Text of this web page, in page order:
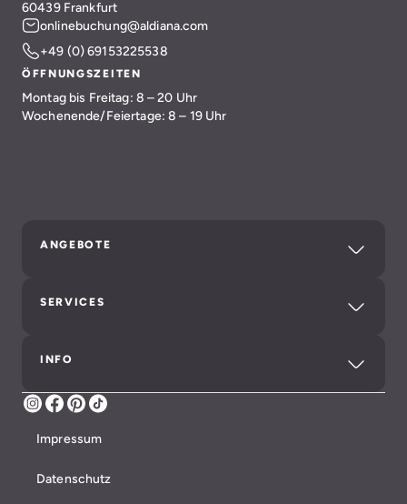
60439 Frankfurt
onlinebuchung@aldiana.com
+49 (0) 69153225538
ÖFFNUNGSZEITEN
Montag bis Freitag: 8 – 20 Uhr
Wochenende/Feiertage: 8 – 19 Uhr
ANGEBOTE
SERVICES
INFO
Instagram
Facebook
Pinterest
Impressum
Datenschutz